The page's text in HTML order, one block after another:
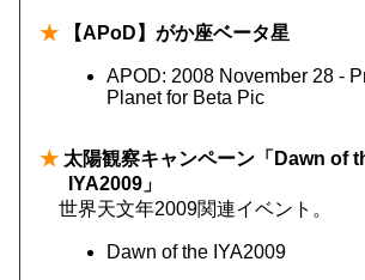
★ 【APoD】がか座ベータ星
APOD: 2008 November 28 -
Planet for Beta Pic
★ 太陽観察キャンペーン「Dawn of
IYA2009」
世界天文年2009関連イベント。
Dawn of the IYA2009